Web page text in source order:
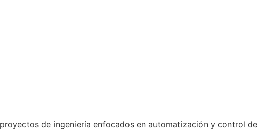
de ingeniería enfocados en automatización y control de